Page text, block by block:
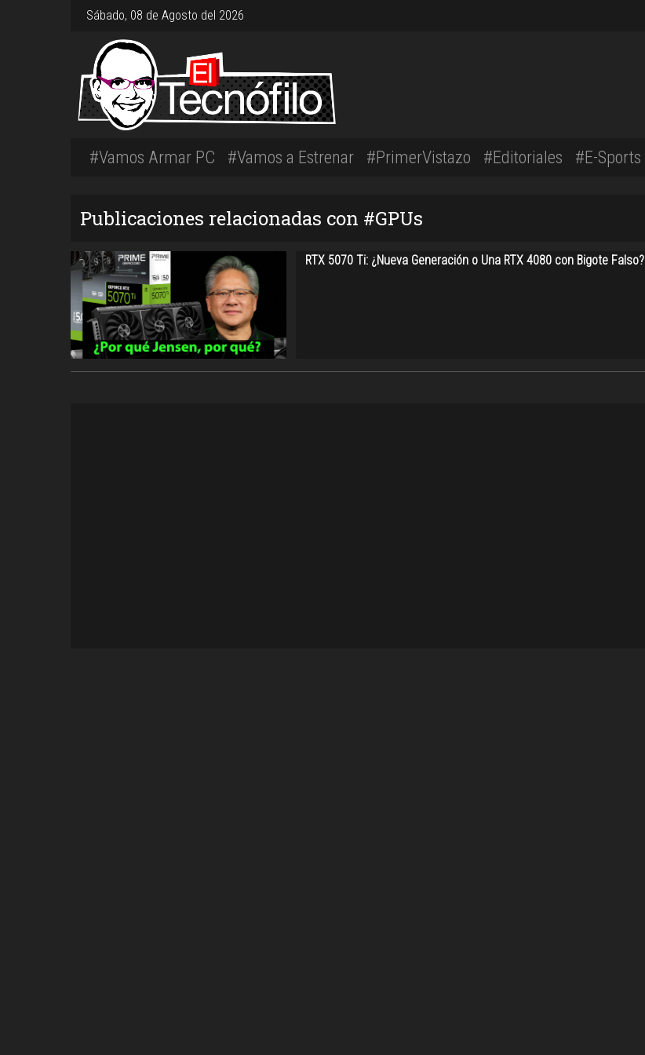
Sábado, 08 de Agosto del 2026
#Vamos Armar PC #Vamos a Estrenar #PrimerVistazo #Editoriales #E-Sports
Publicaciones relacionadas con #GPUs
RTX 5070 Ti: ¿Nueva Generación o Una RTX 4080 con Bigote Falso?